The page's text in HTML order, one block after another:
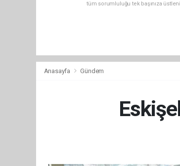
tüm sorumluluğu tek başınıza
Anasayfa Gündem